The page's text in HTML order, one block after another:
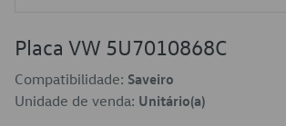
Placa VW 5U7010868C
Compatibilidade: Saveiro
Unidade de venda: Unitário(a)